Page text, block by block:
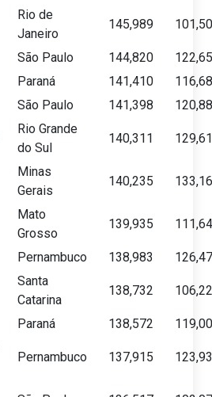
Rio de
Janeiro
145,989
São Paulo 144,820
Paraná 141,410
São Paulo 141,398
Rio Grande
do Sul
140,311
Minas
Gerais
140,235
Mato
Grosso
139,935
Pernambuco 138,983
Santa
Catarina
138,732
Paraná 138,572
Pernambuco 137,915